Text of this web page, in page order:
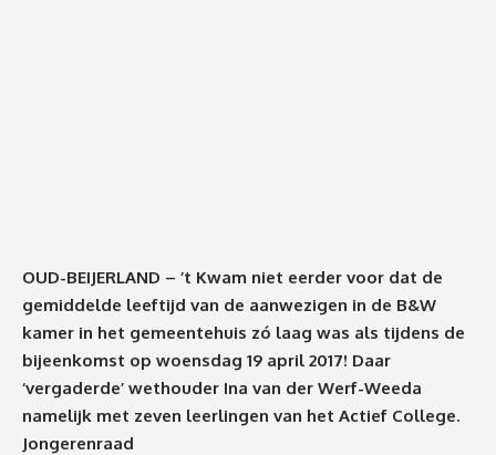
OUD-BEIJERLAND – ’t Kwam niet eerder voor dat de
gemiddelde leeftijd van de aanwezigen in de B&W
kamer in het gemeentehuis zó laag was als tijdens de
bijeenkomst op woensdag 19 april 2017! Daar
‘vergaderde’ wethouder Ina van der Werf-Weeda
namelijk met zeven leerlingen van het Actief College.
Jongerenraad